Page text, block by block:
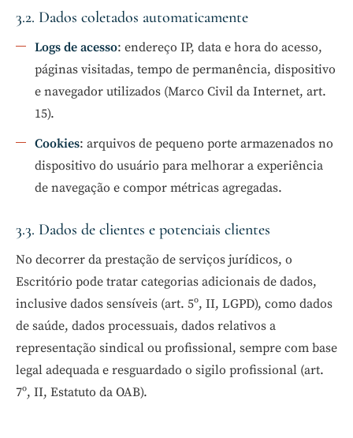
3.2. Dados coletados automaticamente
Logs de acesso: endereço IP, data e hora do acesso,
páginas visitadas, tempo de permanência, dispositivo
e navegador utilizados (Marco Civil da Internet, art.
15).
Cookies: arquivos de pequeno porte armazenados no
dispositivo do usuário para melhorar a experiência
de navegação e compor métricas agregadas.
3.3. Dados de clientes e potenciais clientes
No decorrer da prestação de serviços jurídicos, o
Escritório pode tratar categorias adicionais de dados,
inclusive dados sensíveis (art. 5º, II, LGPD), como dados
de saúde, dados processuais, dados relativos a
representação sindical ou profissional, sempre com base
legal adequada e resguardado o sigilo profissional (art.
7º, II, Estatuto da OAB).